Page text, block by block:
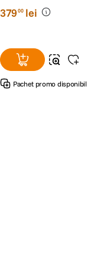
37900 lei
Pachet promo disponibil